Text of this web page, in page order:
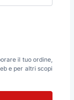
il tuo ordine,
e per altri scopi